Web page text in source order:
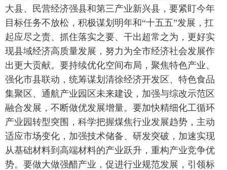
大县、民营经济强县和第三产业新兴县，要紧盯今年
目标任务不放松，积极谋划明年和“十五五”发展，扛
起应尽之责、抓住落实之要、干出超常之为，更好实
现县域经济高质量发展，努力为全市经济社会发展作
出更大贡献。要持续优化空间布局，聚焦特色产业、
强化市县联动，统筹谋划清徐经济开发区、特色食品
集聚区、通航产业园区未来建设，加强与综改示范区
融合发展，不断做优发展增量。要加快精细化工循环
产业园转型突围，科学把握煤焦行业发展趋势，主动
适应市场变化，加强技术储备、研发突破，加速实现
从基础材料到高端材料的产业跃升，重构产业竞争优
势。要做大做强醋产业，促进行业规范发展，引领标